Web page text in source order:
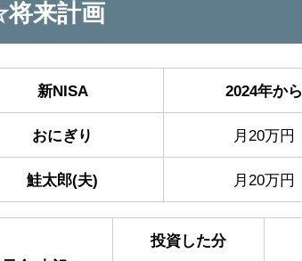
来計画
新NISA 2024年から
おにぎり 月20万円
鮭太郎(夫) 月20万円
投資した分